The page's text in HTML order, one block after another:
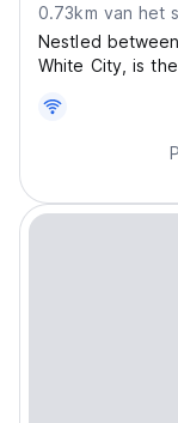
0.73km van het
Nestled
White City, is
markets and
and authentic